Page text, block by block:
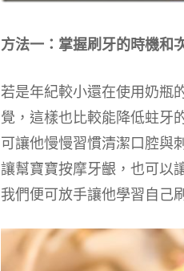
方法一：掌握刷牙的時機和
若是年紀較小還在使用奶瓶
覺，這樣也比較能降低蛀牙
可讓他慢慢習慣清潔口腔與
讓幫寶寶按摩牙齦，也可以
我們便可放手讓他學習自己